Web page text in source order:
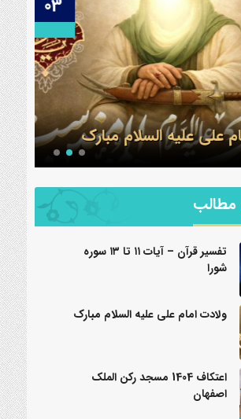
03
علی علیه السلام مبارک اعتکاف
مطالب
تفسیر قرآن – آیات ۱۱ تا ۱۳ سوره
شورا
ولادت امام علی علیه السلام مبارک
اعتکاف 1404 مسجد رکن الملک
اصفهان